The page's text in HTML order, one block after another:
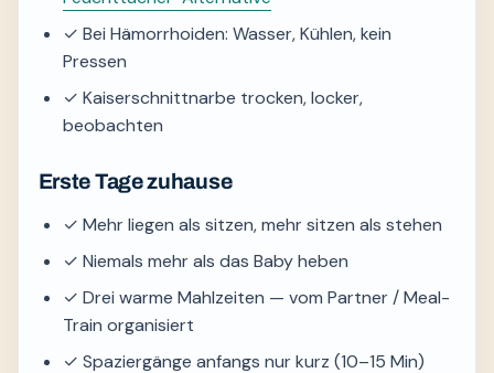
✓ Bei Hämorrhoiden: Wasser, Kühlen, kein
Pressen
✓ Kaiserschnittnarbe trocken, locker,
beobachten
Erste Tage zuhause
✓ Mehr liegen als sitzen, mehr sitzen als stehen
✓ Niemals mehr als das Baby heben
✓ Drei warme Mahlzeiten — vom Partner / Meal-
Train organisiert
✓ Spaziergänge anfangs nur kurz (10–15 Min)